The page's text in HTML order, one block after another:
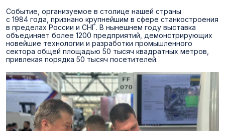
Событие, организуемое в столице нашей страны
с 1984 года, признано крупнейшим в сфере станкостроения
в пределах России и СНГ. В нынешнем году выставка
объединяет более 1200 предприятий, демонстрирующих
новейшие технологии и разработки промышленного
сектора общей площадью 50 тысяч квадратных метров,
привлекая порядка 50 тысяч посетителей.